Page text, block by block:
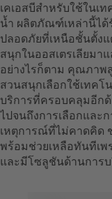
เคเอสบีสำหรับใช้ในเ
น้ำ ผลิตภัณฑ์เหล่านี้ได้
ปลอดภัยที่เหนือชั้นตั้ง
สนุกในออสเตรเลียมา
อย่างไรก็ตาม คุณภาพ
สวนสนุกเลือกใช้เทคโ
บริการที่ครอบคลุมอีก
ไปจนถึงการเลือกและ
เหตุการณ์ที่ไม่คาดคิด
พร้อมช่วยเหลือทันทีเพ
และมีโซลูชันด้านการ